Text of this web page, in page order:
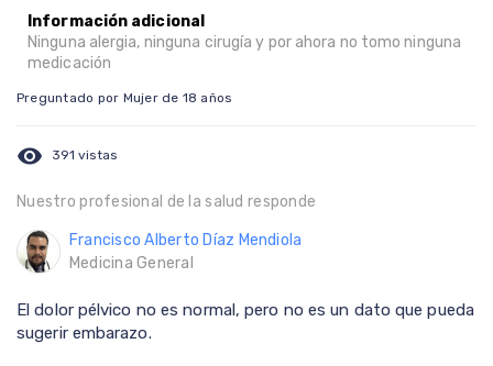
Información adicional
Ninguna alergia, ninguna cirugía y por ahora no tomo ninguna
medicación
Preguntado por Mujer de 18 años
visibility 391 vistas
Nuestro profesional de la salud responde
Francisco Alberto Díaz Mendiola
Medicina General
El dolor pélvico no es normal, pero no es un dato que pueda
sugerir embarazo.